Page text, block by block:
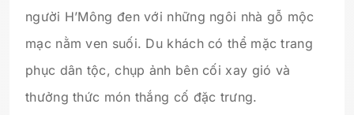
người H’Mông đen với những ngôi nhà gỗ mộc
mạc nằm ven suối. Du khách có thể mặc trang
phục dân tộc, chụp ảnh bên cối xay gió và
thưởng thức món thắng cố đặc trưng.